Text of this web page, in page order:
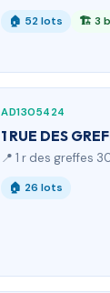
🏠 52 lots 🏗 3
AD1305424
1 RUE DES
📍 1 r des greffes
🏠 26 lots